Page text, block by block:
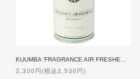
2,300円(税込2,530円)